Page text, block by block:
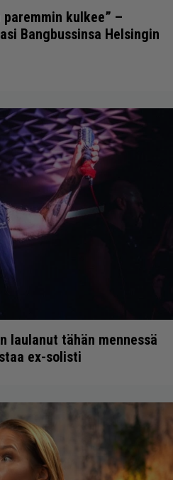
kulkee” –
Bangbussinsa Helsingin
laulanut tähän mennessä
ex-solisti